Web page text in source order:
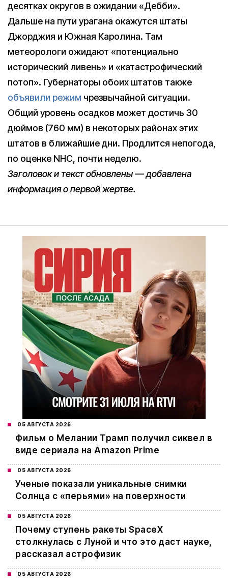
десятках округов в ожидании «Дебби».
Дальше на пути урагана окажутся штаты
Джорджия и Южная Каролина. Там
метеорологи ожидают «потенциально
исторический ливень» и «катастрофический
потоп». Губернаторы обоих штатов также
объявили режим чрезвычайной ситуации.
Общий уровень осадков может достичь 30
дюймов (760 мм) в некоторых районах этих
штатов в ближайшие дни. Продлится непогода,
по оценке NHC, почти неделю.
Заголовок и текст обновлены — добавлена
информация о первой жертве.
05 АВГУСТА 2026
Фильм о Мелании Трамп получил сиквел в
виде сериала на Amazon Prime
05 АВГУСТА 2026
Ученые показали уникальные снимки
Солнца с «перьями» на поверхности
05 АВГУСТА 2026
Почему ступень ракеты SpaceX
столкнулась с Луной и что это даст науке,
рассказал астрофизик
05 АВГУСТА 2026